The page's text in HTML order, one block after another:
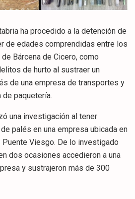
ha procedido a la detención de
de edades comprendidas entre los
Bárcena de Cicero, como
de hurto al sustraer un
de una empresa de transportes y
paquetería.
una investigación al tener
palés en una empresa ubicada en
Viesgo. De lo investigado
dos ocasiones accedieron a una
y sustrajeron más de 300